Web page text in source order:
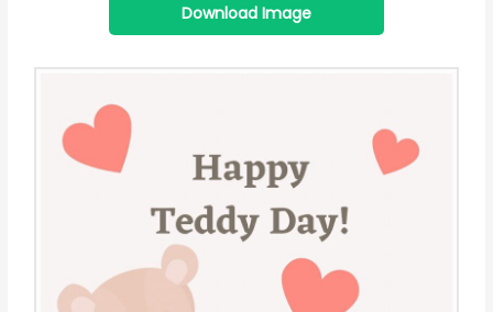
Download Image